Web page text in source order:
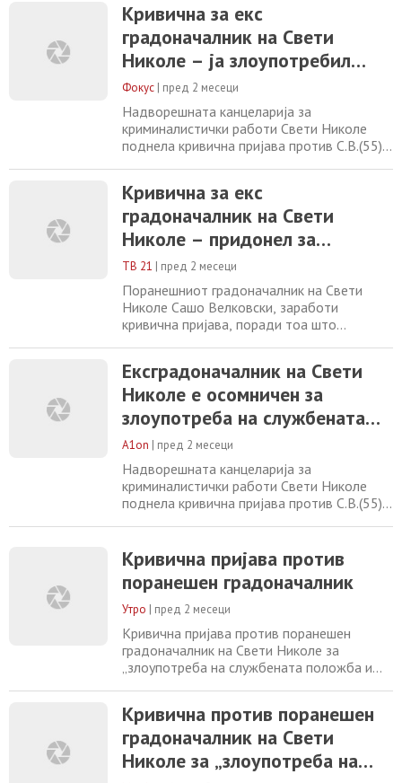
пријава за ексградоначалник МВР поднесе
кривична пријава против поранешен
градоначалник на Свети Николе поради
сомнение за злоупотреба на службената
положба. 3 јуни, 2026 13:51 Фото:
Принтскрин Надворешната
Кривична за екс
градоначалник на Свети
Николе – ја злоупотребил
положбата
Фокус | пред 2 месеци
Надворешната канцеларија за
криминалистички работи Свети Николе
поднела кривична пријава против С.В.(55)
„злоупотреба на службената положба и
овластување“, соопшти Министерството
за внатрешни работи. Пријавениот, како
што посочуваат од МВР, во својство на
градоначалник на Општина
Кривична за екс
градоначалник на Свети
Николе – придонел за
изградба на објект кој имал
нелегална документација
ТВ 21 | пред 2 месеци
Поранешниот градоначалник на Свети
Николе Сашо Велковски, заработи
кривична пријава, поради тоа што
евидентирано во електронскиот систем на
Сектор за урбанизам, а притоа наведениот
објект не бил впишан во Агенцијата на
катастар. „Надворешната канцеларија за
криминалистички
Ексградоначалник на Свети
Николе е осомничен за
злоупотреба на службената
положба
A1on | пред 2 месеци
Надворешната канцеларија за
криминалистички работи Свети Николе
поднела кривична пријава против С.В.(55)
„злоупотреба на службената положба и
овластување“, соопшти Министерството
за внатрешни работи. Пријавениот, како
што посочуваат од МВР, во својство на
Кривична пријава против
поранешен градоначалник
Утро | пред 2 месеци
Кривична пријава против поранешен
градоначалник на Свети Николе за
„злоупотреба на службената положба и
поднесе кривична пријава против С.В.(55)
од Свети Николе поради постоење основи
на сомнение за сторено кривично дело
„злоупотреба на службената положба и
Кривична против поранешен
градоначалник на Свети
Николе за „злоупотреба на